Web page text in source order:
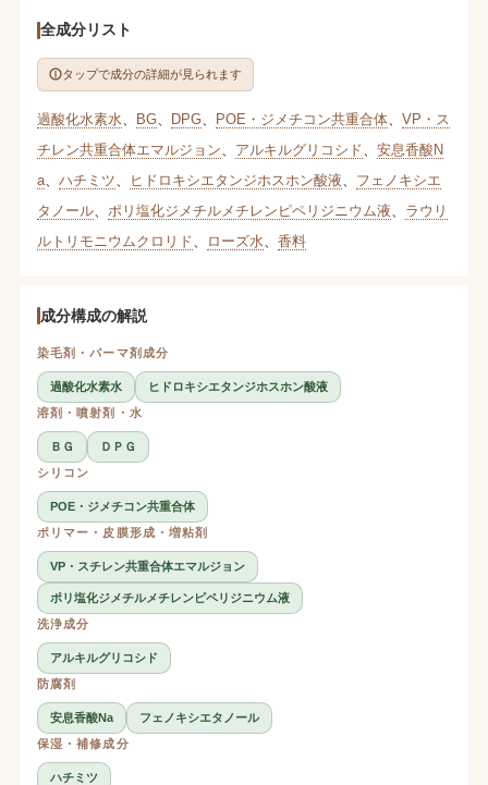
全成分リスト
タップで成分の詳細が見られます
過酸化水素水 BG、 DPG、 POE・ジメチコン共重合体、 VP・ス
チレン共重合体エマルジョン
アルキルグリコシド
安息香酸N
a、 ハチミツ ヒドロキシエタンジホスホン酸液
フェノキシエ
タノール、 ポリ塩化ジメチルメチレンピペリジニウム液
ラウリ
ルトリモニウムクロリド
ローズ水 香料
成分構成の解説
染毛剤・パーマ剤成分
過酸化水素水
ヒドロキシエタンジホスホン酸液
溶剤・噴射剤・水
ＢＧ
ＤＰＧ
シリコン
POE・ジメチコン共重合体
ポリマー・皮膜形成・増粘剤
VP・スチレン共重合体エマルジョン
ポリ塩化ジメチルメチレンピペリジニウム液
洗浄成分
アルキルグリコシド
防腐剤
安息香酸Na
フェノキシエタノール
保湿・補修成分
ハチミツ